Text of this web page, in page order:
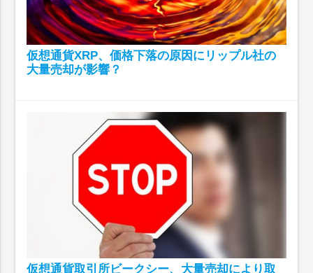
仮想通貨XRP、価格下落の原因にリップル社の
大量売却が影響？
仮想通貨取引所ビークシー、大量売却により取